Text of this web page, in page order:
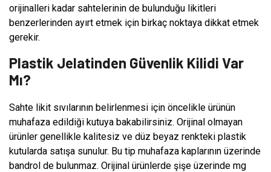
orijinalleri kadar sahtelerinin de bulunduğu likitleri
benzerlerinden ayırt etmek için birkaç noktaya dikkat etmek
gerekir.
Plastik Jelatinden Güvenlik Kilidi Var
Mı?
Sahte likit sıvılarının belirlenmesi için öncelikle ürünün
muhafaza edildiği kutuya bakabilirsiniz. Orijinal olmayan
ürünler genellikle kalitesiz ve düz beyaz renkteki plastik
kutularda satışa sunulur. Bu tip muhafaza kaplarının üzerinde
bandrol de bulunmaz. Orijinal ürünlerde şişe üzerinde mg